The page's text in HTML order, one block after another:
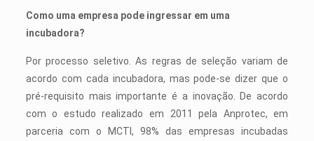
Como uma empresa pode ingressar em uma
incubadora?
Por processo seletivo. As regras de seleção variam de
acordo com cada incubadora, mas pode-se dizer que o
pré-requisito mais importante é a inovação. De acordo
com o estudo realizado em 2011 pela Anprotec, em
parceria com o MCTI, 98% das empresas incubadas